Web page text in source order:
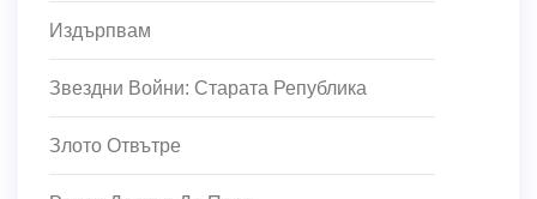
Издърпвам
Звездни Войни: Старата Република
Злото Отвътре